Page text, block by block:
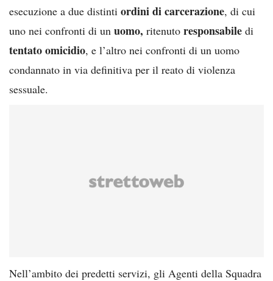
esecuzione a due distinti ordini di carcerazione, di cui
uno nei confronti di un uomo, ritenuto responsabile di
tentato omicidio, e l’altro nei confronti di un uomo
condannato in via definitiva per il reato di violenza
sessuale.
Nell’ambito dei predetti servizi, gli Agenti della Squadra